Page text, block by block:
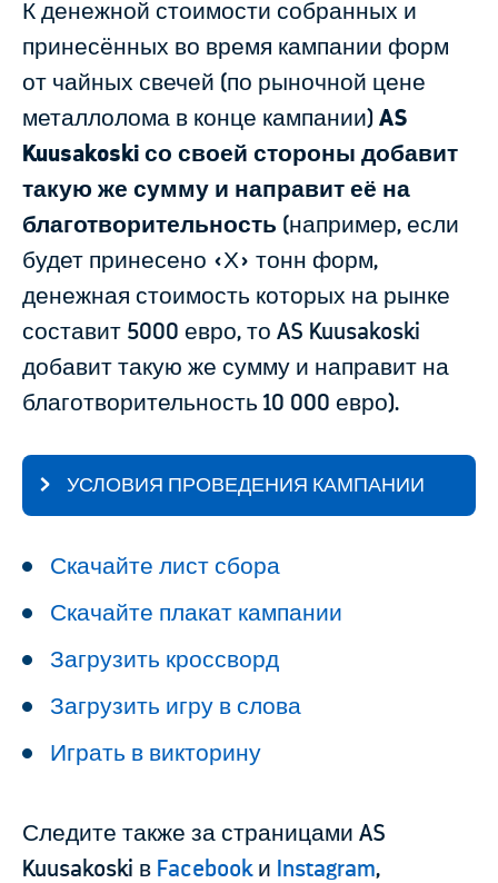
К денежной стоимости собранных и
принесённых во время кампании форм
от чайных свечей (по рыночной цене
металлолома в конце кампании) AS
Kuusakoski со своей стороны добавит
такую же сумму и направит её на
благотворительность (например, если
будет принесено «Х» тонн форм,
денежная стоимость которых на рынке
составит 5000 евро, то AS Kuusakoski
добавит такую же сумму и направит на
благотворительность 10 000 евро).
УСЛОВИЯ ПРОВЕДЕНИЯ КАМПАНИИ
Скачайте лист сбора
Скачайте плакат кампании
Загрузить кроссворд
Загрузить игру в слова
Играть в викторину
Следите также за страницами AS
Kuusakoski в Facebookи Instagram,